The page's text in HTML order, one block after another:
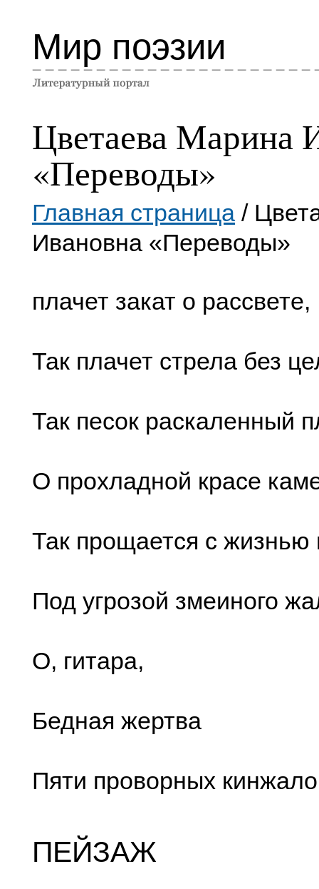
Мир поэзии
Цветаева Марина
«Переводы»
Главная страница /
Ивановна «Переводы»
плачет закат о рассвете,
Так плачет стрела без
Так песок раскаленный
О прохладной красе
Так прощается с жизнью
Под угрозой змеиного
О, гитара,
Бедная жертва
Пяти проворных
ПЕЙЗАЖ